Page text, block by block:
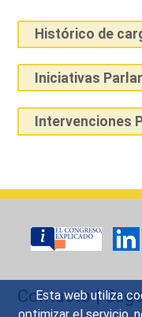
Esta web utiliza
Histórico de
Iniciativas
Intervenciones
Contacto|